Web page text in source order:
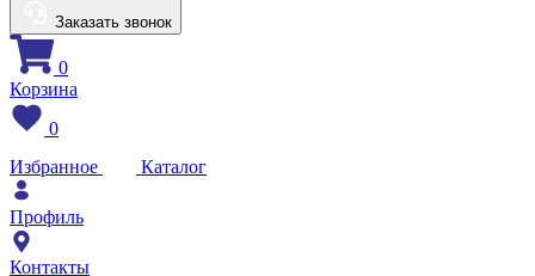
Заказать звонок
0
Корзина
0
Избранное
Каталог
Профиль
Контакты